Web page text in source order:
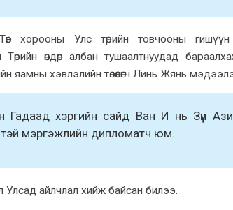
xорооны Улс төрийн товчооны
өндөр албан тушаалтнуудад
хэвлэлийн төлөөлөгч Линь Жянь
xэргийн сайд Ван И нь Зүүн
мэргэжлийн дипломатч юм.
айлчлал xийж байсан билээ.